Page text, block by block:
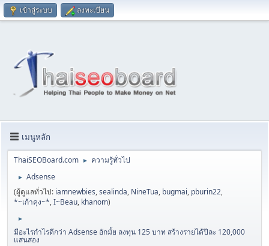
เข้าสู่ระบบ ลงทะเบียน
เมนูหลัก
ThaiSEOBoard.com ► ความรู้ทั่วไป
►
Adsense
(ผู้ดูแลทั่วไป: iamnewbies,sealinda, NineTua, bugmai, pburin22,
*~เก้าคุง~*,I~Beau, khanom)
►
มีอะไรกำไรดีกว่า Adsense อักมั้ย ลงทุน 125 บาท สร้างรายได้ปีละ 120,000
แสนสอง